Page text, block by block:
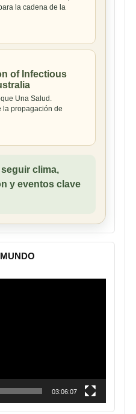
la cadena de la
of Infectious
Una Salud.
la propagación de
clima,
y eventos clave
03:06:07